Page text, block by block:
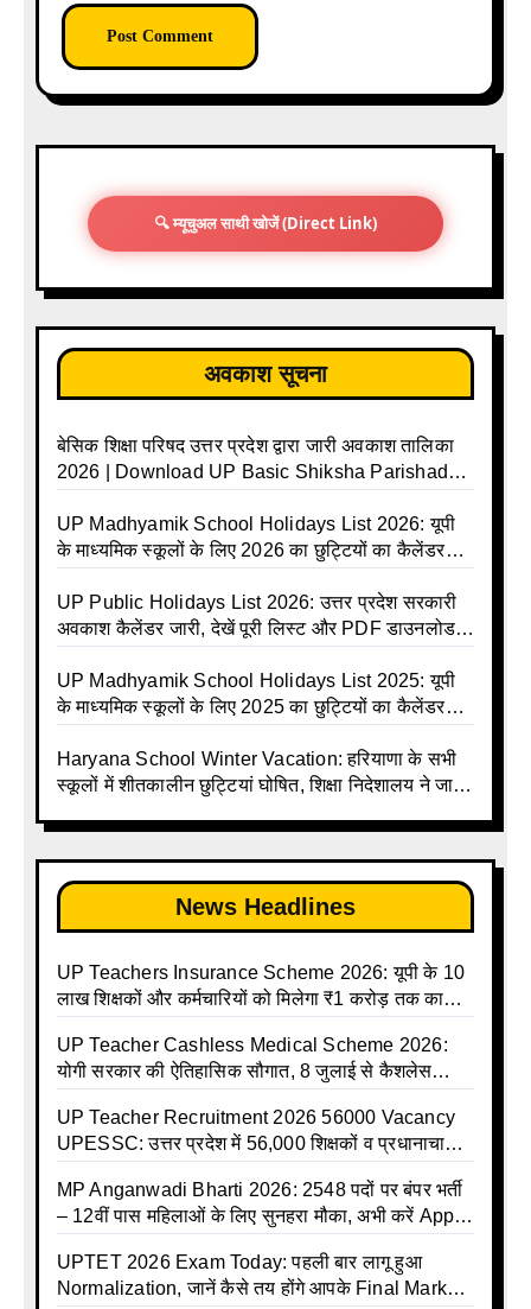
🔍 म्यूचुअल साथी खोजें (Direct Link)
अवकाश सूचना
बेसिक शिक्षा परिषद उत्तर प्रदेश द्वारा जारी अवकाश तालिका
2026 | Download UP Basic Shiksha Parishad
Basic School Avkash Talika UP 2026 | UP Basic
Shiksha Parishad Avkash Talika 2026 | UP
Calendar List 2026
UP Madhyamik School Holidays List 2026: यूपी
के माध्यमिक स्कूलों के लिए 2026 का छुट्टियों का कैलेंडर
Talika | UP Madhyamik Avkash Talika 2026 | UP
Madhyamik School avkash suchi | UP
Holiday Calendar | Madhyamik School Holidays
List 2026
UP Public Holidays List 2026: उत्तर प्रदेश सरकारी
अवकाश कैलेंडर जारी, देखें पूरी लिस्ट और PDF डाउनलोड
talika | Sarkari Avkash Talika | Up Holidays List |
Holidays Calendar
UP Madhyamik School Holidays List 2025: यूपी
के माध्यमिक स्कूलों के लिए 2025 का छुट्टियों का कैलेंडर
Talika | Up Madhyamik Avkash Talika 2025 | UP
Madhyamik School avkash suchi | UP
holiday calendar | Madhyamik School Holidays
List 2025
Haryana School Winter Vacation: हरियाणा के सभी
स्कूलों में शीतकालीन छुट्टियां घोषित, शिक्षा निदेशालय ने जारी
News Headlines
UP Teachers Insurance Scheme 2026: यूपी के 10
लाख शिक्षकों और कर्मचारियों को मिलेगा ₹1 करोड़ तक का
UP Teacher Cashless Medical Scheme 2026:
योगी सरकार की ऐतिहासिक सौगात, 8 जुलाई से कैशलेस
UP Teacher Recruitment 2026 56000 Vacancy
UPESSC: उत्तर प्रदेश में 56,000 शिक्षकों व प्रधानाचार्यों
MP Anganwadi Bharti 2026: 2548 पदों पर बंपर भर्ती
– 12वीं पास महिलाओं के लिए सुनहरा मौका, अभी करें Apply
UPTET 2026 Exam Today: पहली बार लागू हुआ
Normalization, जानें कैसे तय होंगे आपके Final Marks